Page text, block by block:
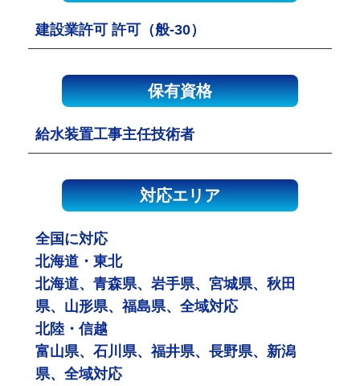
建設業許可 許可（般-30）
保有資格
給水装置工事主任技術者
対応エリア
全国に対応
北海道・東北
北海道、青森県、岩手県、宮城県、秋田
県、山形県、福島県、全域対応
北陸・信越
富山県、石川県、福井県、長野県、新潟
県、全域対応